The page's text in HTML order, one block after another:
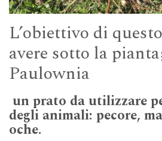
L’obiettivo di
avere sotto la
Paulownia
un prato da utilizzare
degli animali: pecore,
oche.